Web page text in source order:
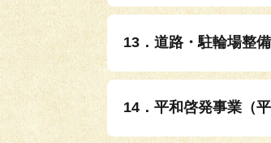
13．道路・駐輪場整
14．平和啓発事業（平